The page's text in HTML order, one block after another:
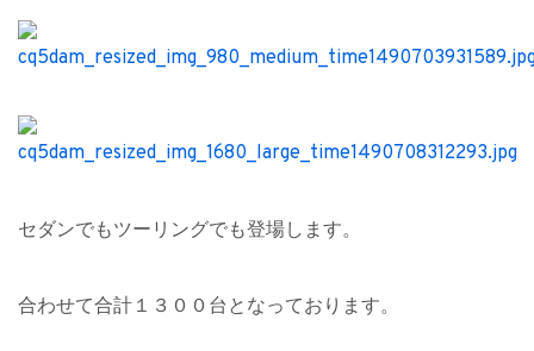
セダンでもツーリングでも登場します。
合わせて合計１３００台となっております。